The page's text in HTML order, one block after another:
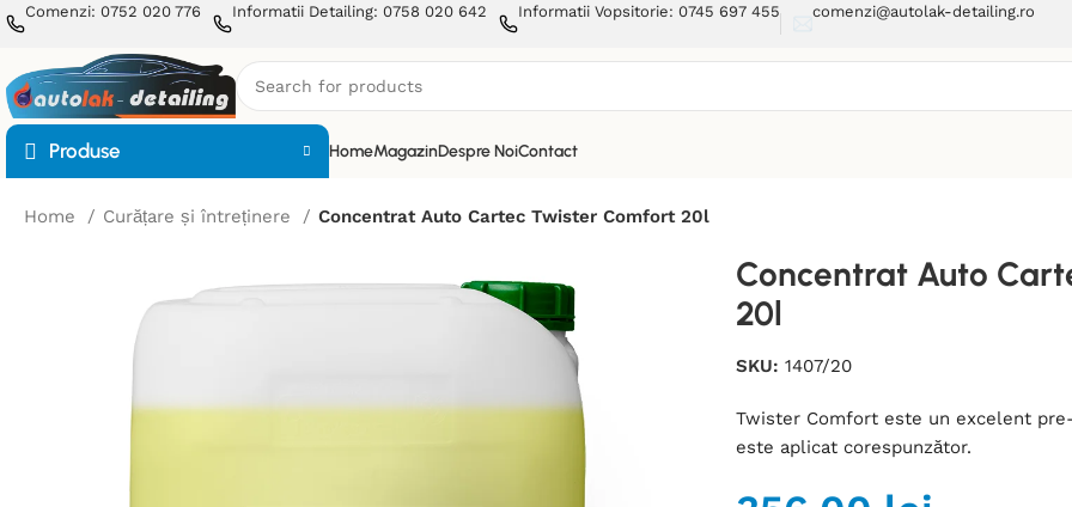
Comenzi: 0752 020 776 Informatii Detailing: 0758 020 642 Informatii Vopsitorie: 0745 697 455 comenzi@autolak-detailing.ro
Produse HomeMagazinDespre NoiContact
Home Curățare și întreținere Concentrat Auto Cartec Twister Comfort 20l
Concentrat Auto
20l
SKU: 1407/20
Twister Comfort este un excelent
este aplicat corespunzător.